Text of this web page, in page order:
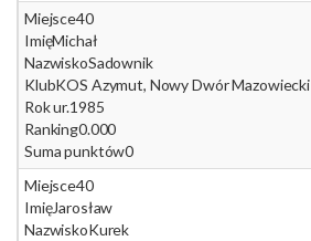
Miejsce40
ImięMichał
NazwiskoSadownik
KlubKOS Azymut, Nowy Dwór Mazowiecki
Rok ur.1985
Ranking0.000
Suma punktów0
Miejsce40
ImięJarosław
NazwiskoKurek